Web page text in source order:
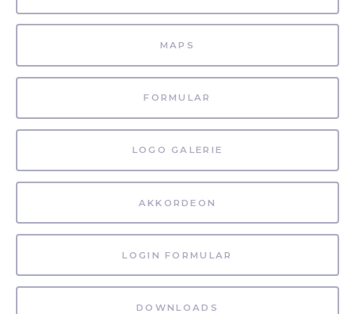
MAPS
FORMULAR
LOGO GALERIE
AKKORDEON
LOGIN FORMULAR
DOWNLOADS